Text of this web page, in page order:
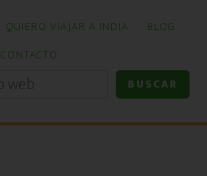
QUIERO VIAJAR A INDIA
BLOG
CONTACTO